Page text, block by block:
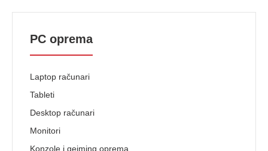
PC oprema
Laptop računari
Tableti
Desktop računari
Monitori
Konzole i gejming oprema